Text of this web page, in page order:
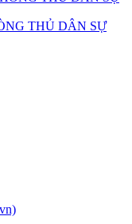
THỦ DÂN SỰ